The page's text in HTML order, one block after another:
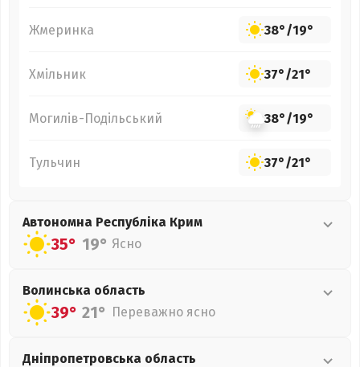
Жмеринка 38°/19°
Хмільник 37°/21°
Могилів-Подільський 38°/19°
Тульчин 37°/21°
Автономна Республіка Крим
35° 19° Ясно
Волинська область
39° 21° Переважно ясно
Дніпропетровська область